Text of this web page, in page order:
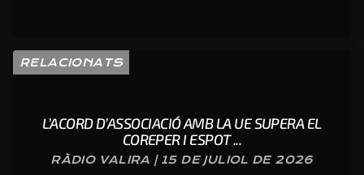
RELACIONATS
L’ACORD D’ASSOCIACIÓ AMB LA UE SUPERA EL
COREPER I ESPOT ...
RÀDIO VALIRA | 15 DE JULIOL DE 2026